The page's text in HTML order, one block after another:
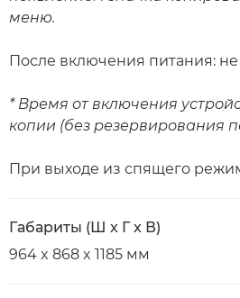
меню.
После включения питания: не
* Время от включения
копии (без резервирования
При выходе из спящего
Габариты (Ш x Г x В)
964 x 868 x 1185 мм